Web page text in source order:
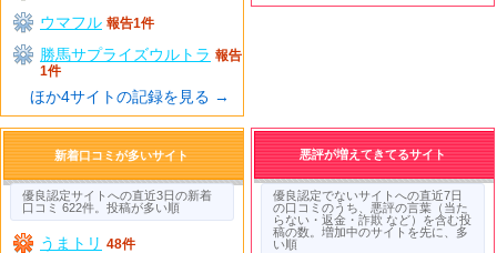
ウマフル 報告1件
勝馬サプライズウルトラ 報告
1件
ほか4サイトの記録を見る →
新着口コミが多いサイト
優良認定サイトへの直近3日の新着
口コミ 622件。投稿が多い順
うまトリ 48件
悪評が増えてきてるサイト
優良認定でないサイトへの直近7日
の口コミのうち、悪評の言葉（当た
らない・返金・詐欺 など）を含む投
稿の数。増加中のサイトを先に、多
い順